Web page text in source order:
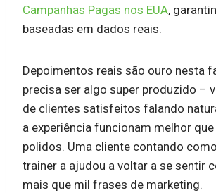
Campanhas Pagas nos EUA,
baseadas em dados reais.
Depoimentos reais são ouro nesta
precisa ser algo super produzido –
de clientes satisfeitos falando
a experiência funcionam melhor
polidos. Uma cliente contando
trainer a ajudou a voltar a se sentir
mais que mil frases de marketing.